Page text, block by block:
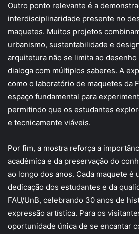
Outro ponto relevante é a
interdisciplinaridade presente no
maquetes. Muitos projetos
urbanismo, sustentabilidade e
arquitetura não se limita ao desenho
dialoga com múltiplos saberes. A
como o laboratório de maquetes da
espaço fundamental para
permitindo que os estudantes
e tecnicamente viáveis.
Por fim, a mostra reforça a
acadêmica e da preservação do
ao longo dos anos. Cada maquete é
dedicação dos estudantes e da
FAU/UnB, celebrando 30 anos de
expressão artística. Para os
oportunidade única de se encantar